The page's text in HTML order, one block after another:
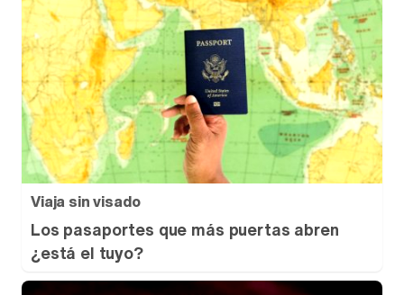
Viaja sin visado
Los pasaportes que más puertas abren
¿está el tuyo?